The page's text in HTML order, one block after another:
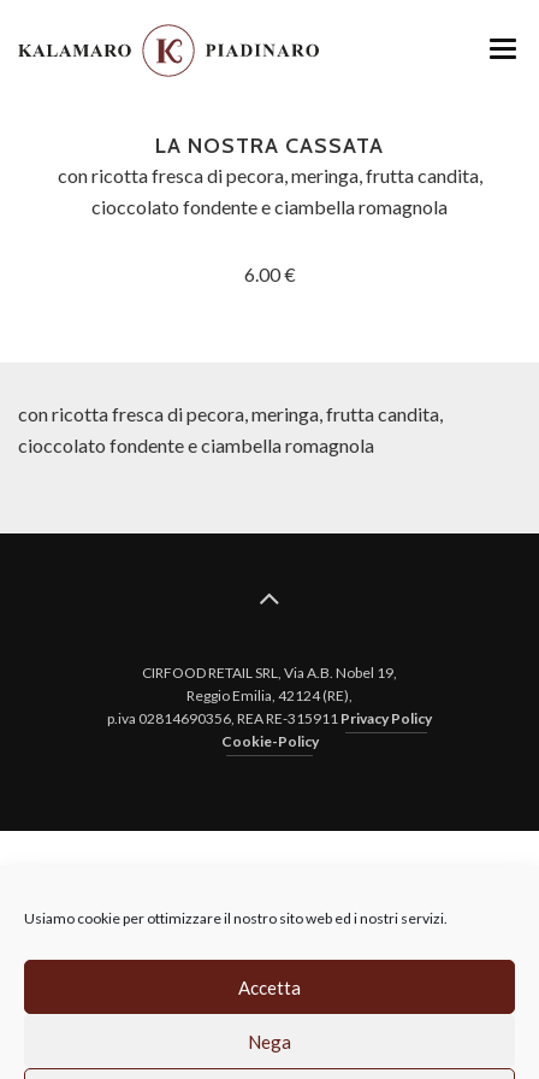
Usiamo cookie per ottimizzare il nostro sito web ed i nostri servizi.
Accetta
Nega
MENU
LA NOSTRA CASSATA
con ricotta fresca di pecora, meringa, frutta candita,
cioccolato fondente e ciambella romagnola
6.00 €
con ricotta fresca di pecora, meringa, frutta candita,
cioccolato fondente e ciambella romagnola
CIRFOOD RETAIL SRL, Via A.B. Nobel 19,
Reggio Emilia, 42124 (RE),
p.iva 02814690356, REA RE-315911 Privacy Policy
Cookie-Policy